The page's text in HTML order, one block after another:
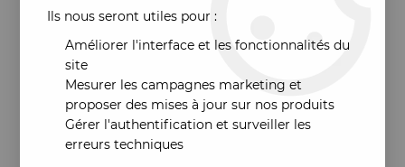
Ils nous seront utiles pour :
Améliorer l'interface et les fonctionnalités du
site
Mesurer les campagnes marketing et
proposer des mises à jour sur nos produits
Gérer l'authentification et surveiller les
erreurs techniques